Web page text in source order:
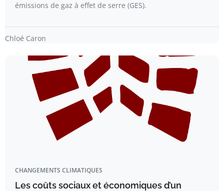
émissions de gaz à effet de serre (GES).
Chloé Caron
CHANGEMENTS CLIMATIQUES
Les coûts sociaux et économiques d’un